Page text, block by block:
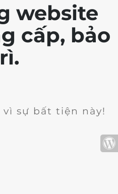
website
cấp, bảo
sự bất tiện này!